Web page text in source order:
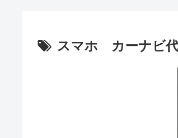
スマホ カーナビ